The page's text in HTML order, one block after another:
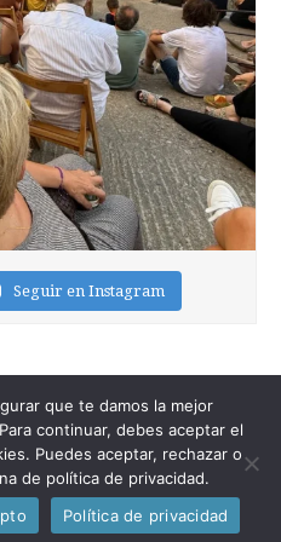
Seguir en Instagram
. All Rights Reserved.
Theme bybavotasan.com.
que te damos la mejor
continuar, debes aceptar el
Puedes aceptar, rechazar o
de política de privacidad.
Política de privacidad